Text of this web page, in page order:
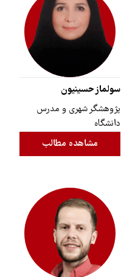
سولماز حسینیون
پژوهشگر شهری و مدرس
دانشگاه
مشاهده مطالب